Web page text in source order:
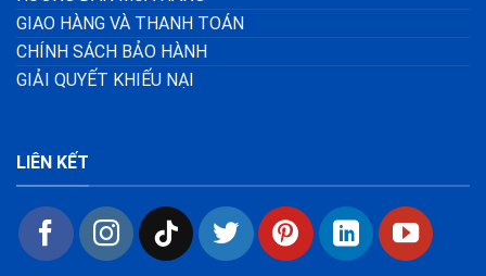
GIAO HÀNG VÀ THANH TOÁN
CHÍNH SÁCH BẢO HÀNH
GIẢI QUYẾT KHIẾU NẠI
LIÊN KẾT